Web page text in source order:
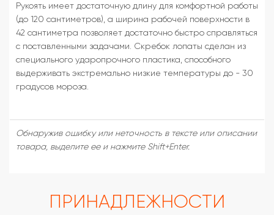
Рукоять имеет достаточную длину для комфортной работы
(до 120 сантиметров), а ширина рабочей поверхности в
42 сантиметра позволяет достаточно быстро справляться
с поставленными задачами. Скребок лопаты сделан из
специального ударопрочного пластика, способного
выдерживать экстремально низкие температуры до - 30
градусов мороза.
Обнаружив ошибку или неточность в тексте или описании
товара, выделите ее и нажмите Shift+Enter.
ПРИНАДЛЕЖНОСТИ